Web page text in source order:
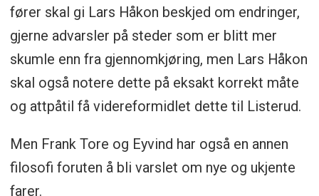
fører skal gi Lars Håkon beskjed om endringer,
gjerne advarsler på steder som er blitt mer
skumle enn fra gjennomkjøring, men Lars Håkon
skal også notere dette på eksakt korrekt måte
og attpåtil få videreformidlet dette til Listerud.
Men Frank Tore og Eyvind har også en annen
filosofi foruten å bli varslet om nye og ukjente
farer.